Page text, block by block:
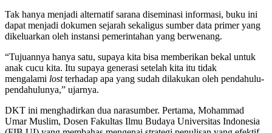
Tak hanya menjadi alternatif sarana diseminasi informasi, buku ini
dapat menjadi dokumen sejarah sekaligus sumber data primer yang
dikeluarkan oleh instansi pemerintahan yang berwenang.
“Tujuannya hanya satu, supaya kita bisa memberikan bekal untuk
anak cucu kita. Itu supaya generasi setelah kita itu tidak
mengalami lostterhadap apa yang sudah dilakukan oleh pendahulu-
pendahulunya,” ujarnya.
DKT ini menghadirkan dua narasumber. Pertama, Mohammad
Umar Muslim, Dosen Fakultas Ilmu Budaya Universitas Indonesia